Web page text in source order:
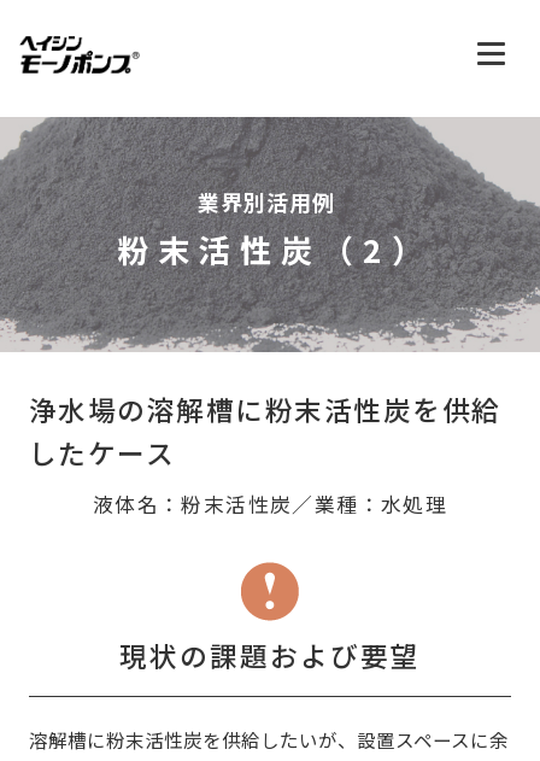
業界別活用例
粉末活性炭（2）
浄水場の溶解槽に粉末活性炭を供給
したケース
液体名：粉末活性炭／業種：水処理
現状の課題および要望
溶解槽に粉末活性炭を供給したいが、設置スペースに余